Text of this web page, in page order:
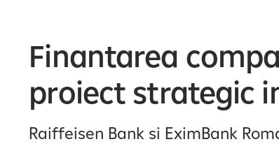
Finantarea
proiect strategic
Raiffeisen Bank si EximBank